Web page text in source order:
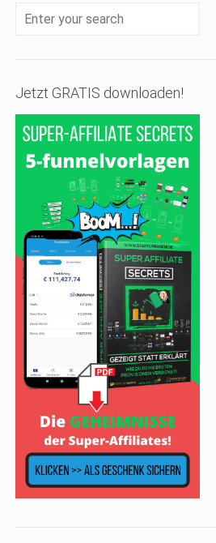
Jetzt GRATIS downloaden!